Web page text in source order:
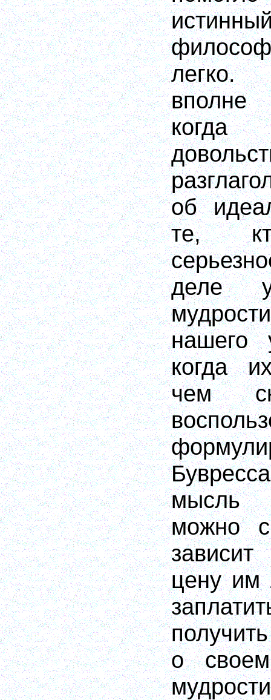
об
те,
деле
нашего
когда
чем
мысль
можно
цену им
о